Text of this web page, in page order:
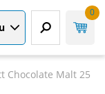
0
Chocolate Malt 25